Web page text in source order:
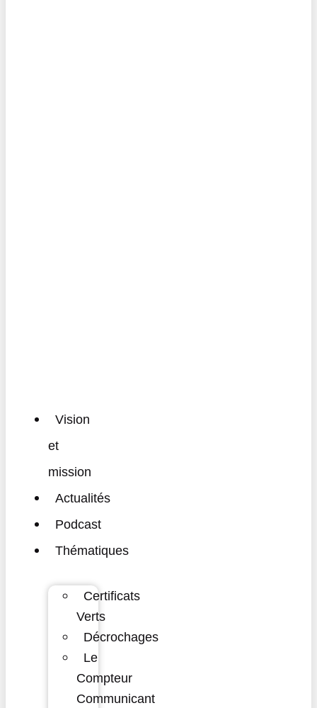
Vision
et
mission
Actualités
Podcast
Thématiques
Certificats
Verts
Décrochages
Le
Compteur
Communicant